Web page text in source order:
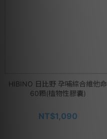
HIBINO 日比野 孕哺綜合維他命
60顆(植物性膠囊)
NT$1,090